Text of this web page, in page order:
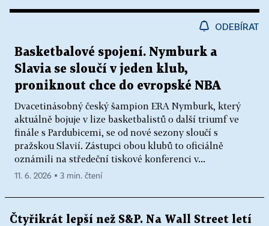
ODEBÍRAT
Basketbalové spojení. Nymburk a
Slavia se sloučí v jeden klub,
proniknout chce do evropské NBA
Dvacetinásobný český šampion ERA Nymburk, který
aktuálně bojuje v lize basketbalistů o další triumf ve
finále s Pardubicemi, se od nové sezony sloučí s
pražskou Slavií. Zástupci obou klubů to oficiálně
oznámili na středeční tiskové konferenci v...
11. 6. 2026 ▪ 3 min. čtení
Čtyřikrát lepší než S&P. Na Wall Street letí